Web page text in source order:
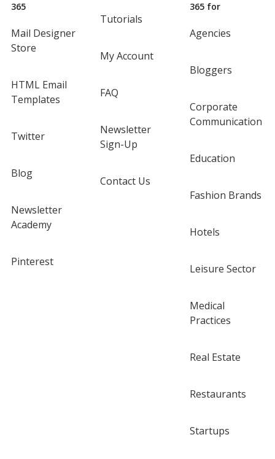
365
Mail Designer
Store
HTML Email
Templates
Twitter
Blog
Newsletter
Academy
Pinterest
Tutorials
My Account
FAQ
Newsletter
Sign-Up
Contact Us
365 for
Agencies
Bloggers
Corporate
Communication
Education
Fashion Brands
Hotels
Leisure Sector
Medical
Practices
Real Estate
Restaurants
Startups